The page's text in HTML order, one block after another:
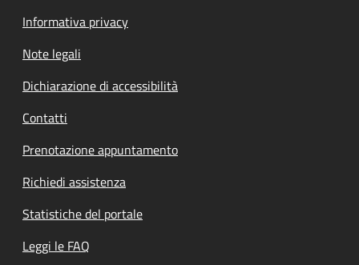
Informativa privacy
Note legali
Dichiarazione di accessibilità
Contatti
Prenotazione appuntamento
Richiedi assistenza
Statistiche del portale
Leggi le FAQ